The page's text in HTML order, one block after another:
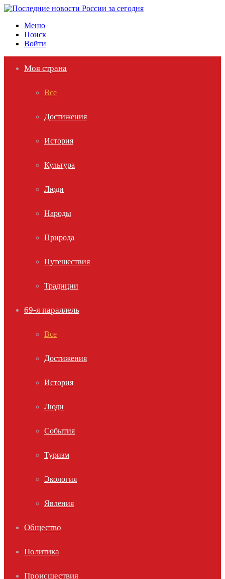
Меню
Поиск
Войти
Моя страна
Все
Достижения
История
Культура
Люди
Народы
Природа
Путешествия
Традиции
69-я параллель
Все
Достижения
История
Люди
События
Туризм
Экология
Явления
Общество
Политика
Происшествия